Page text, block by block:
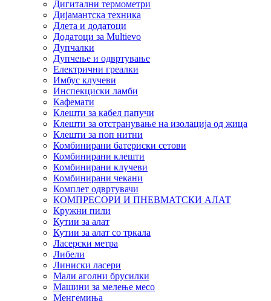
Дигитални термометри
Дијамантска техника
Длета и додатоци
Додатоци за Multievo
Дупчалки
Дупчење и одвртување
Електрични греалки
Имбус клучеви
Инспекциски ламби
Кафемати
Клешти за кабел папучи
Клешти за отстранување на изолација од жица
Клешти за поп нитни
Комбинирани батериски сетови
Комбинирани клешти
Комбинирани клучеви
Комбинирани чекани
Комплет одвртувачи
КОМПРЕСОРИ И ПНЕВМАТСКИ АЛАТ
Кружни пили
Кутии за алат
Кутии за алат со тркала
Ласерски метра
Либели
Линиски ласери
Мали аголни брусилки
Машини за мелење месо
Менгемиња